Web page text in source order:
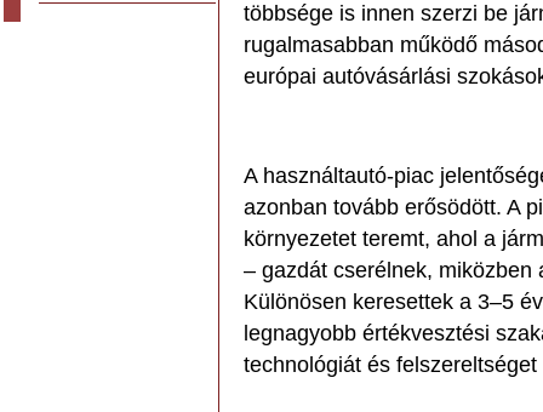
többsége is innen szerzi be
rugalmasabban működő
európai autóvásárlási
A használtautó-piac
azonban tovább erősödött. A
környezetet teremt, ahol a
– gazdát cserélnek,
Különösen keresettek a 3–5
legnagyobb értékvesztési
technológiát és